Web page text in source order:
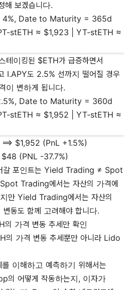
해 보겠습니다.
4%, Date to Maturity = 365d
stETH ≈ $1,923 | YT-stETH ≈
테이킹된 $ETH가 급증하면서
I.APY도 2.5% 선까지 떨어질 경우
이 변하게 됩니다.
Date to Maturity = 360d
stETH ≈ $1,952 | YT-stETH ≈
$1,952 (PnL +1.5%)
(PNL -37.7%)
갈 포인트는 Yield Trading ≠ Spot
Trading에서는 자산의 가격에
만 Yield Trading에서는 자산의
동도 함께 고려해야 합니다.
가격 변동 추세만 확인
가격 변동 추세뿐만 아니라 Lido
이해하고 예측하기 위해서는
의 어떻게 작동하는지, 이자가